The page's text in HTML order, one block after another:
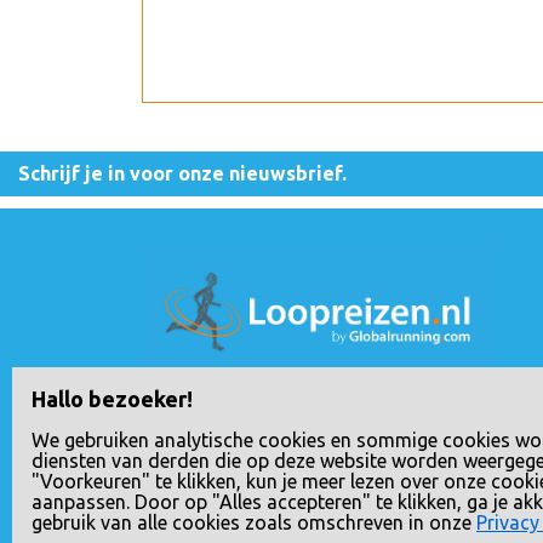
Hallo bezoeker!
We gebruiken analytische cookies en sommige cookies
diensten van derden die op deze website worden
"Voorkeuren" te klikken, kun je meer lezen over onze
aanpassen. Door op "Alles accepteren" te klikken, ga je
gebruik van alle cookies zoals omschreven in onze
Schrijf je in voor onze nieuwsbrief.
Loopreizen is een handelsnaam van Rho Delta
Kamer van Koophandel onder nummer
24258592. Het BTW nummer van Rho Delta
Travel B.V. is NL807833617B01.